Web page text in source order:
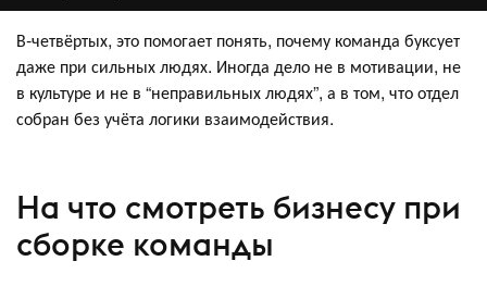
В-четвёртых, это помогает понять, почему команда буксует
даже при сильных людях. Иногда дело не в мотивации, не
в культуре и не в “неправильных людях”, а в том, что отдел
собран без учёта логики взаимодействия.
На что смотреть бизнесу при
сборке команды